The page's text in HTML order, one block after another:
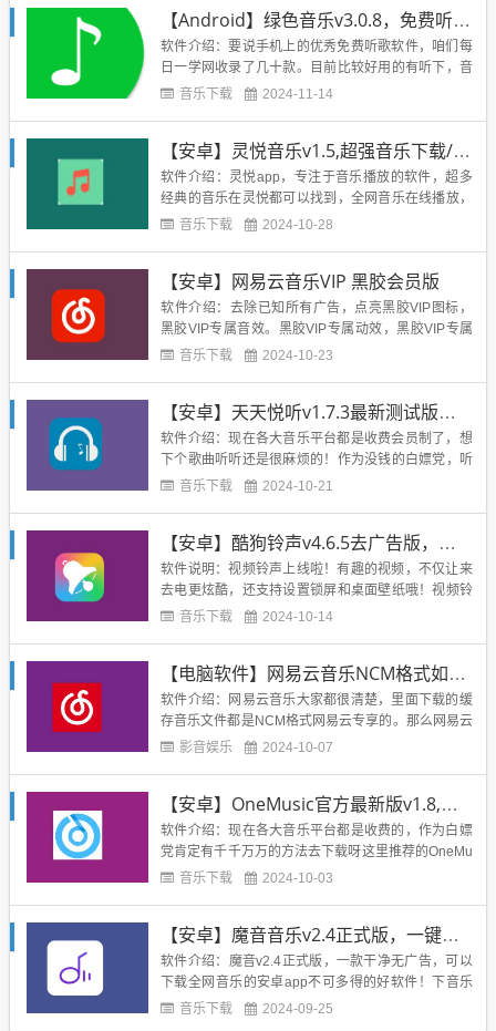
推出了卓聚app破解应用市场！所谓破解也不完全正
确，准确说应该叫做会员体...
【Android】绿色音乐v3.0.8，免费听全网音乐，大小仅1.8M
软件介绍：要说手机上的优秀免费听歌软件，咱们每
日一学网收录了几十款。目前比较好用的有听下，音
友，酷我破解版等等今天再推荐一款，绿色音乐v3.0.
下载地址：蓝奏：https://meiriyixue.lan...
音乐下载 2024-11-14
【安卓】灵悦音乐v1.5,超强音乐下载/播放
软件介绍：灵悦app，专注于音乐播放的软件，超多
经典的音乐在灵悦都可以找到，全网音乐在线播放，
无损下载，网易，QQ，各大平台音乐均可免费下载！
音乐下载 2024-10-28
【安卓】网易云音乐VIP 黑胶会员版
软件介绍：去除已知所有广告，点亮黑胶VIP图标，
黑胶VIP专属音效。黑胶VIP专属动效，黑胶VIP专属
皮肤软件截图：下载地址：https://www.lanzous.com/
音乐下载 2024-10-23
【安卓】天天悦听v1.7.3最新测试版，超纯净音乐软件，免费听全网
软件介绍：现在各大音乐平台都是收费会员制了，想
下个歌曲听听还是很麻烦的！作为没钱的白嫖党，听
音乐花钱实在接受不了！所有就有各种大牛开发好用
页面，超好看的UI设计！内置5个搜索引擎，可以搜
全网的音乐，免费听免费...
音乐下载 2024-10-21
【安卓】酷狗铃声v4.6.5去广告版，一键设置炫酷来电
软件说明：视频铃声上线啦！有趣的视频，不仅让来
去电更炫酷，还支持设置锁屏和桌面壁纸哦！视频铃
声把喜欢的短视频设置成来电&去电视频铃声，让打
音乐下载 2024-10-14
【电脑软件】网易云音乐NCM格式如何转MP3格式？
软件介绍：网易云音乐大家都很清楚，里面下载的缓
存音乐文件都是NCM格式网易云专享的。那么网易云
格式的NCM如何转为MP3格式以支持其他播放器或车
级简单，直接将下载好的网易云音乐NCM格式文件拖
到此软件中...
影音娱乐 2024-10-07
【安卓】OneMusic官方最新版v1.8,免费下载听高清无损音乐
软件介绍：现在各大音乐平台都是收费的，作为白嫖
党肯定有千千万万的方法去下载呀这里推荐的OneMu
sic，就是一款十分优秀的安卓端音乐下载神器，基本
截图：下载地址：...
音乐下载 2024-10-03
【安卓】魔音音乐v2.4正式版，一键搜索下载全网音乐，可同步歌单
软件介绍：魔音v2.4正式版，一款干净无广告，可以
下载全网音乐的安卓app不可多得的好软件！下音乐
不用愁了！软件截图：下载地址：https://www.lanzou
音乐下载 2024-09-25